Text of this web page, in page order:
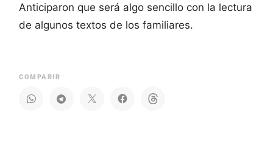
Anticiparon que será algo sencillo con la lectura
de algunos textos de los familiares.
COMPARIR